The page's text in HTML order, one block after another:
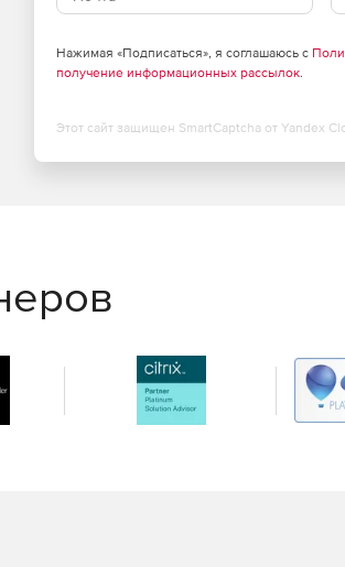
Нажимая «Подписаться», я соглашаюсь с
получение информационных рассылок.
Этот сайт защищен SmartCaptcha от Yandex